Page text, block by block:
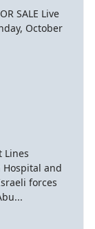
SALE Live
October
Lines
Hospital and
forces